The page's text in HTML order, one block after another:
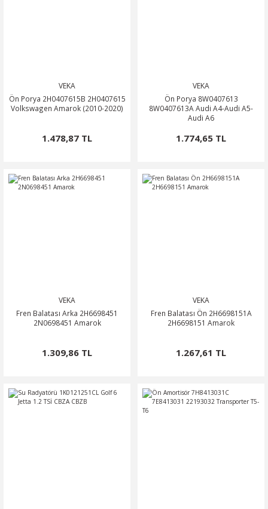
VEKA
Ön Porya 2H0407615B 2H0407615
Volkswagen Amarok (2010-2020)
1.478,87 TL
VEKA
Ön Porya 8W0407613
8W0407613A Audi A4-Audi A5-
Audi A6
1.774,65 TL
VEKA
Fren Balatası Arka 2H6698451
2N0698451 Amarok
1.309,86 TL
VEKA
Fren Balatası Ön 2H6698151A
2H6698151 Amarok
1.267,61 TL